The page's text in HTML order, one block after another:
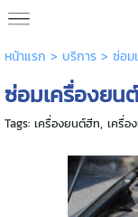
หน้าแรก > บริการ> ซ่อม
ซ่อมเครื่องยน
Tags: เครื่องยนต์ฮีท, เครื่อ